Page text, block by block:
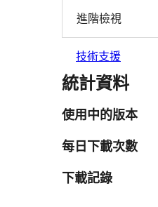
進階檢視
技術支援
統計資料
使用中的版本
每日下載次數
下載記錄